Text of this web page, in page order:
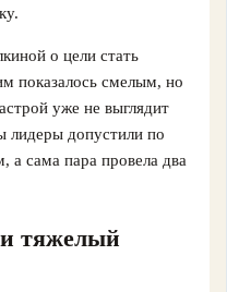
о цели стать
показалось смелым, но
уже не выглядит
лидеры допустили по
сама пара провела два
тяжелый